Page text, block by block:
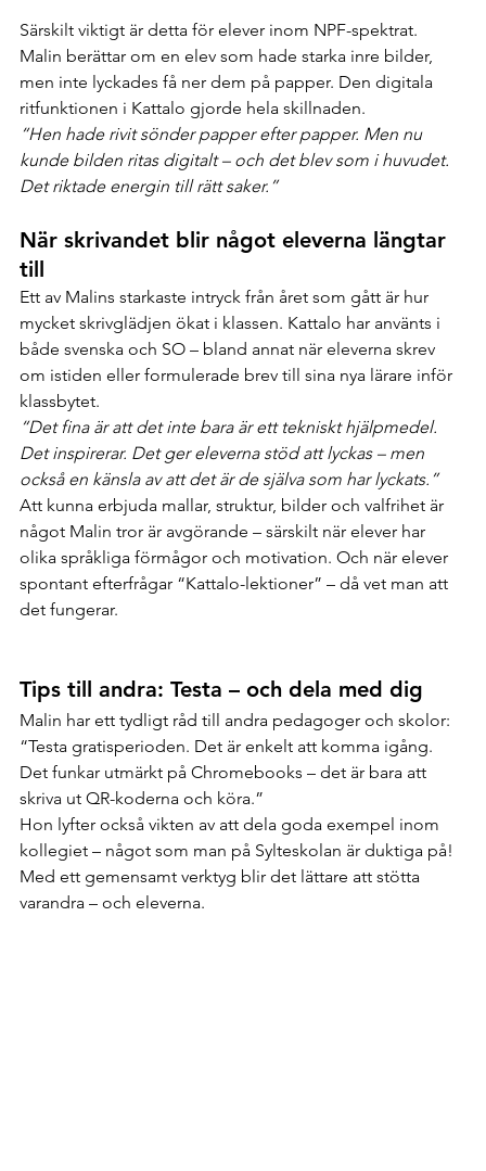
Särskilt viktigt är detta för elever inom NPF-spektrat.
Malin berättar om en elev som hade starka inre bilder,
men inte lyckades få ner dem på papper. Den digitala
ritfunktionen i Kattalo gjorde hela skillnaden.
“Hen hade rivit sönder papper efter papper. Men nu
kunde bilden ritas digitalt – och det blev som i huvudet.
Det riktade energin till rätt saker.”
När skrivandet blir något eleverna längtar
till
Ett av Malins starkaste intryck från året som gått är hur
mycket skrivglädjen ökat i klassen. Kattalo har använts i
både svenska och SO – bland annat när eleverna skrev
om istiden eller formulerade brev till sina nya lärare inför
klassbytet.
“Det fina är att det inte bara är ett tekniskt hjälpmedel.
Det inspirerar. Det ger eleverna stöd att lyckas – men
också en känsla av att det är de själva som har lyckats.”
Att kunna erbjuda mallar, struktur, bilder och valfrihet är
något Malin tror är avgörande – särskilt när elever har
olika språkliga förmågor och motivation. Och när elever
spontant efterfrågar “Kattalo-lektioner” – då vet man att
det fungerar.
Tips till andra: Testa – och dela med dig
Malin har ett tydligt råd till andra pedagoger och skolor:
“Testa gratisperioden. Det är enkelt att komma igång.
Det funkar utmärkt på Chromebooks – det är bara att
skriva ut QR-koderna och köra.”
Hon lyfter också vikten av att dela goda exempel inom
kollegiet – något som man på Sylteskolan är duktiga på!
Med ett gemensamt verktyg blir det lättare att stötta
varandra – och eleverna.